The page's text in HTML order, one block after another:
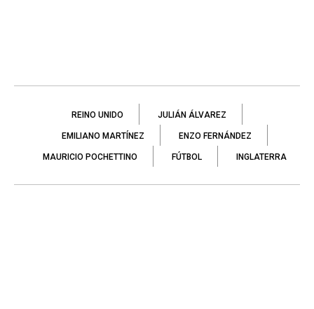
REINO UNIDO JULIÁN ÁLVAREZ
EMILIANO MARTÍNEZ ENZO FERNÁNDEZ
MAURICIO POCHETTINO FÚTBOL INGLATERRA